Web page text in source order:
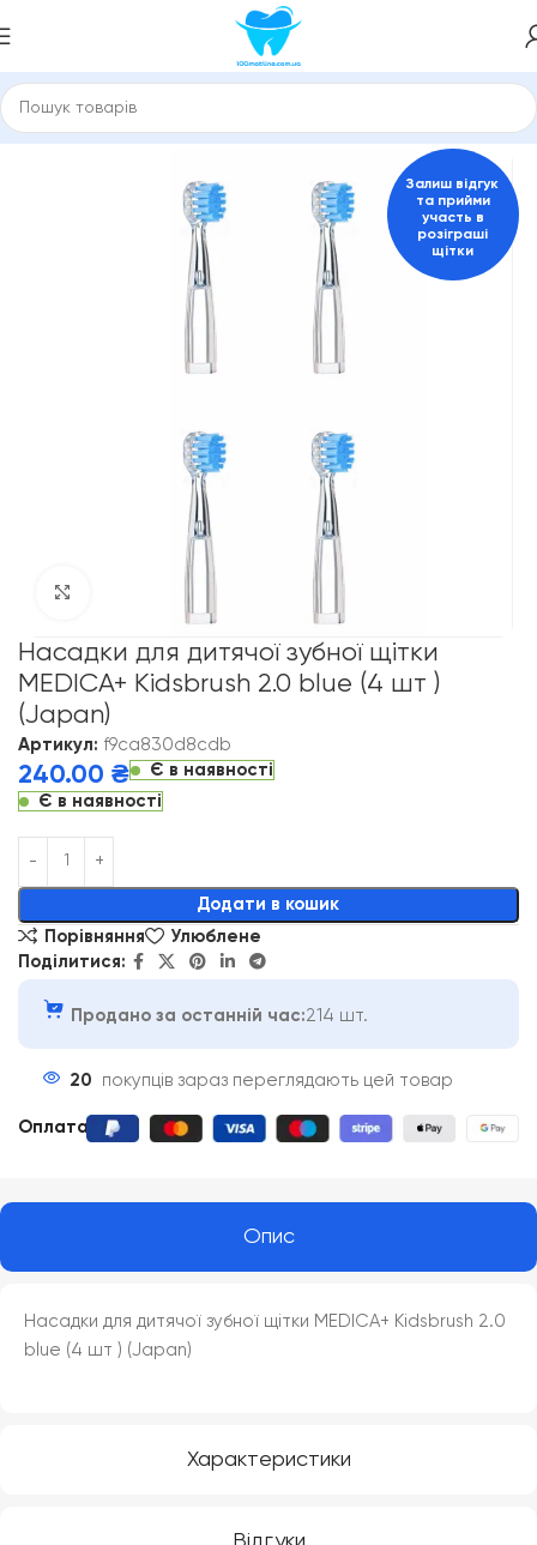
Головна Насадки для зубної щітки, іригатора Medica
Залиш відгук
та прийми
участь в
розіграші
щітки
Насадки для дитячої зубної щітки
MEDICA+ Kidsbrush 2.0 blue (4 шт )
(Japan)
Артикул: f9ca830d8cdb
240.00 ₴
Є в наявності
Є в наявності
Додати в кошик
Alternative:
Порівняння
Улюблене
Поділитися:
Продано за останній час:214 шт.
20 покупців зараз переглядають цей товар
Оплата
Опис
Характеристики
Насадки для дитячої зубної щітки MEDICA+ Kidsbrush 2.0
blue (4 шт ) (Japan)